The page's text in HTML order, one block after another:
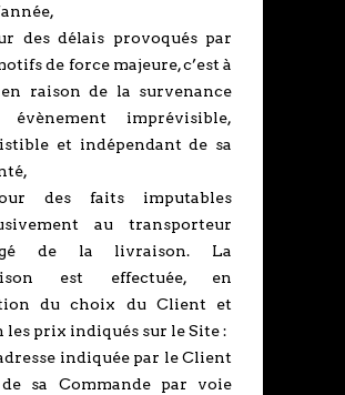
des délais provoqués par
de force majeure, c’est à
raison de la survenance
évènement imprévisible,
et indépendant de sa
des faits imputables
au transporteur
de la livraison. La
est effectuée, en
du choix du Client et
les prix indiqués sur le Site :
indiquée par le Client
sa Commande par voie